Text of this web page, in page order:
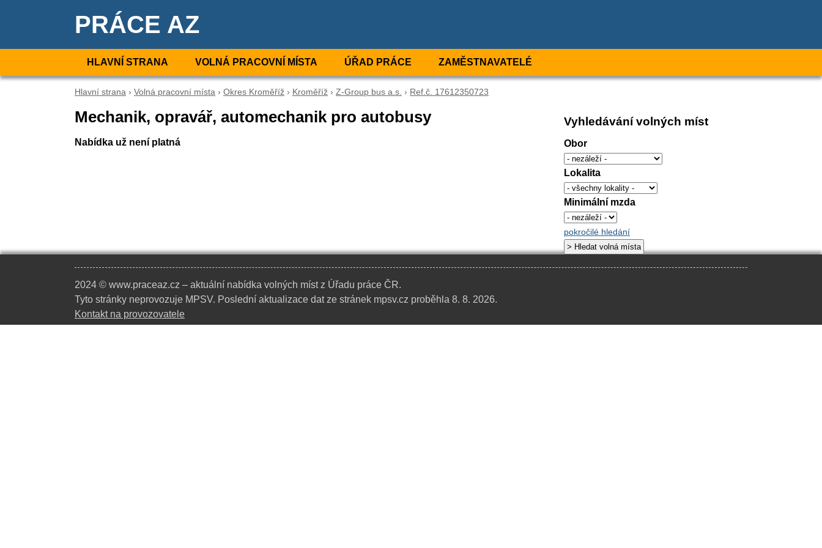
PRÁCE AZ
HLAVNÍ STRANA VOLNÁ PRACOVNÍ MÍSTA ÚŘAD PRÁCE ZAMĚSTNAVATELÉ
Hlavní strana › Volná pracovní místa › Okres Kroměříž › Kroměříž › Z-Group bus a.s. › Ref.č. 17612350723
Mechanik, opravář, automechanik pro autobusy
Nabídka už není platná
Vyhledávání volných míst
Obor
Lokalita
Minimální mzda
pokročilé hledání
2024 © www.praceaz.cz – aktuální nabídka volných míst z Úřadu práce ČR.
Tyto stránky neprovozuje MPSV. Poslední aktualizace dat ze stránek mpsv.cz proběhla 8. 8. 2026.
Kontakt na provozovatele